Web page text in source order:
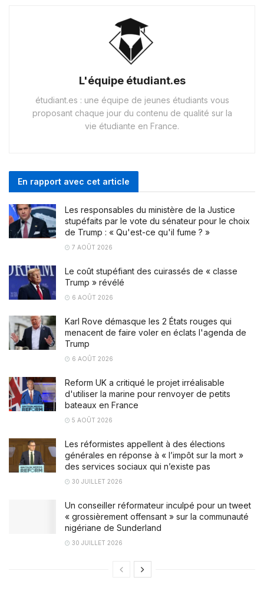
L'équipe étudiant.es
étudiant.es : une équipe de jeunes étudiants vous
proposant chaque jour du contenu de qualité sur la
vie étudiante en France.
En rapport avec cet article
Les responsables du ministère de la Justice
stupéfaits par le vote du sénateur pour le choix
de Trump : « Qu'est-ce qu'il fume ? »
7 AOÛT 2026
Le coût stupéfiant des cuirassés de « classe
Trump » révélé
6 AOÛT 2026
Karl Rove démasque les 2 États rouges qui
menacent de faire voler en éclats l'agenda de
Trump
6 AOÛT 2026
Reform UK a critiqué le projet irréalisable
d'utiliser la marine pour renvoyer de petits
bateaux en France
5 AOÛT 2026
Les réformistes appellent à des élections
générales en réponse à « l’impôt sur la mort »
des services sociaux qui n’existe pas
30 JUILLET 2026
Un conseiller réformateur inculpé pour un tweet
« grossièrement offensant » sur la communauté
nigériane de Sunderland
30 JUILLET 2026